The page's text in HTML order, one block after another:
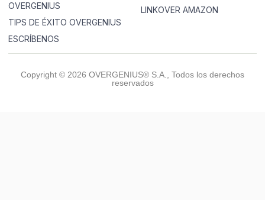
OVERGENIUS
TIPS DE ÉXITO OVERGENIUS
ESCRÍBENOS
LINKOVER AMAZON
Copyright © 2026 OVERGENIUS® S.A., Todos los derechos
reservados